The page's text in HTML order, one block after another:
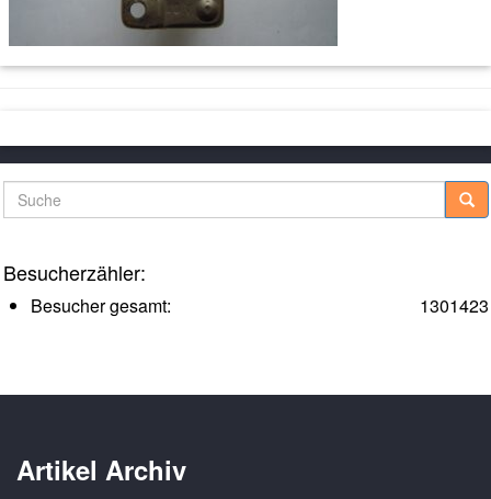
Suche
Besucherzähler:
1301423
Besucher gesamt:
Artikel Archiv